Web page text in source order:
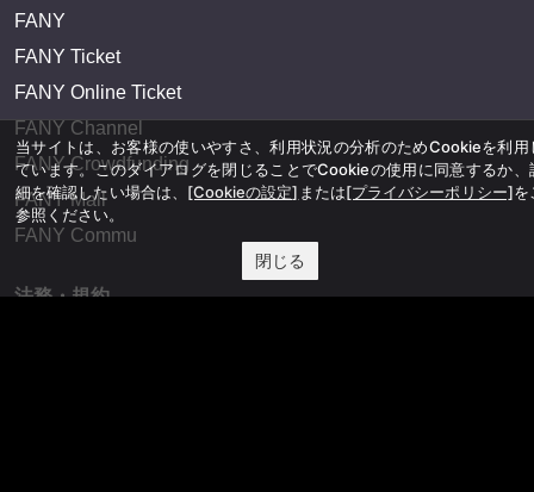
FANY
FANY Ticket
FANY Online Ticket
FANY Channel
FANY Crowdfunding
FANY Mall
FANY Commu
法務・規約
当サイトは、お客様の使いやすさ、利用状況の分析のためCookieを利用
ています。このダイアログを閉じることでCookieの使用に同意するか、
細を確認したい場合は、 [Cookieの設定] または[プライバシーポリシー]を
参照ください。
閉じる